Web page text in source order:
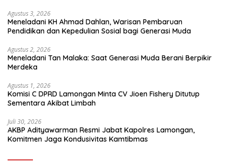
Agustus 3, 2026
Meneladani KH Ahmad Dahlan, Warisan Pembaruan
Pendidikan dan Kepedulian Sosial bagi Generasi Muda
Agustus 2, 2026
Meneladani Tan Malaka: Saat Generasi Muda Berani Berpikir
Merdeka
Agustus 1, 2026
Komisi C DPRD Lamongan Minta CV Jioen Fishery Ditutup
Sementara Akibat Limbah
Juli 30, 2026
AKBP Adityawarman Resmi Jabat Kapolres Lamongan,
Komitmen Jaga Kondusivitas Kamtibmas